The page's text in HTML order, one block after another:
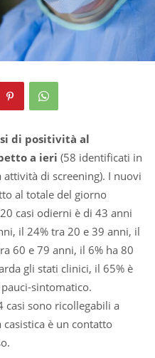
di positività al
a ieri (58 identificati in
di screening). I nuovi
al totale del giorno
casi odierni è di 43 anni
il 24% tra 20 e 39 anni, il
60 e 79 anni, il 6% ha 80
gli stati clinici, il 65% è
sintomatico.
casi sono ricollegabili a
casistica è un contatto